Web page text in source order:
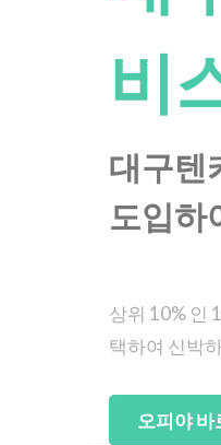
비
대구텐
도입하
상위 10% 인
택하여 신박